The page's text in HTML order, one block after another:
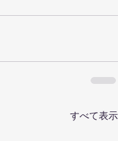
すべて表示